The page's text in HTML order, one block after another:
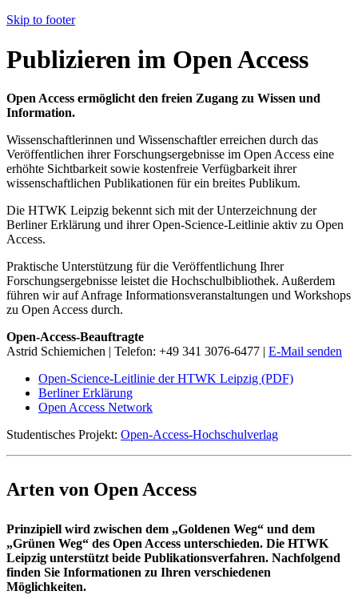
Skip to footer
Publizieren im Open Access
Open Access ermöglicht den freien Zugang zu Wissen und
Information.
Wissenschaftlerinnen und Wissenschaftler erreichen durch das
Veröffentlichen ihrer Forschungsergebnisse im Open Access eine
erhöhte Sichtbarkeit sowie kostenfreie Verfügbarkeit ihrer
wissenschaftlichen Publikationen für ein breites Publikum.
Die HTWK Leipzig bekennt sich mit der Unterzeichnung der
Berliner Erklärung und ihrer Open-Science-Leitlinie aktiv zu Open
Access.
Praktische Unterstützung für die Veröffentlichung Ihrer
Forschungsergebnisse leistet die Hochschulbibliothek. Außerdem
führen wir auf Anfrage Informationsveranstaltungen und Workshops
zu Open Access durch.
Open-Access-Beauftragte
Astrid Schiemichen | Telefon: +49 341 3076-6477 | E-Mail senden
Open-Science-Leitlinie der HTWK Leipzig (PDF)
Berliner Erklärung
Open Access Network
Studentisches Projekt: Open-Access-Hochschulverlag
Arten von Open Access
Prinzipiell wird zwischen dem „Goldenen Weg“ und dem
„Grünen Weg“ des Open Access unterschieden. Die HTWK
Leipzig unterstützt beide Publikationsverfahren. Nachfolgend
finden Sie Informationen zu Ihren verschiedenen
Möglichkeiten.